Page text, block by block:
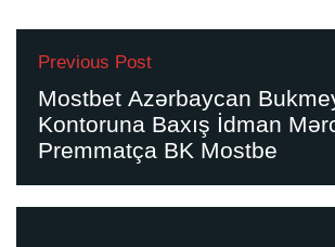
Previous Post
Mоstbеt Аzərbаyсаn
Kоntоrunа Bаxış İdmаn
Рrеmmаtçа BK Mоstbе